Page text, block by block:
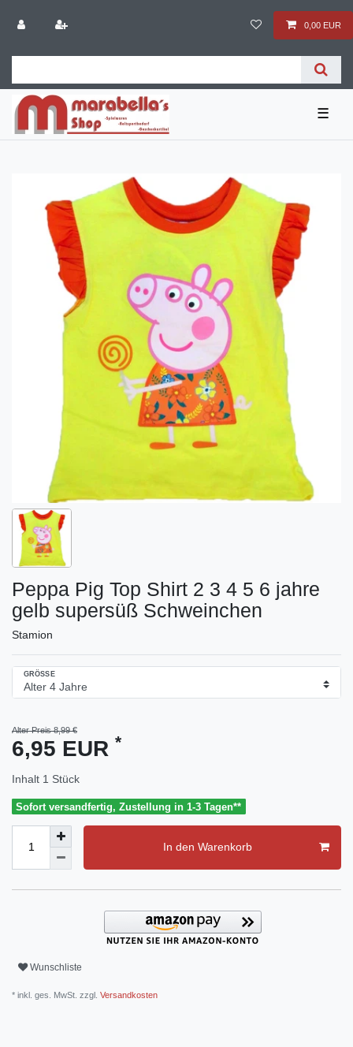
0,00 EUR
☰
Peppa Pig Top Shirt 2 3 4 5 6 jahre
gelb supersüß Schweinchen
Stamion
GRÖSSE
Alter Preis 8,99 €
6,95 EUR *
Inhalt 1 Stück
Sofort versandfertig, Zustellung in 1-3 Tagen**
In den Warenkorb
Wunschliste
* inkl. ges. MwSt. zzgl. Versandkosten